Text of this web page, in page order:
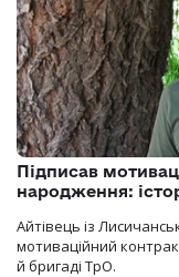
Підписав
народження:
Айтівець із
мотиваційний
й бригаді ТрО.